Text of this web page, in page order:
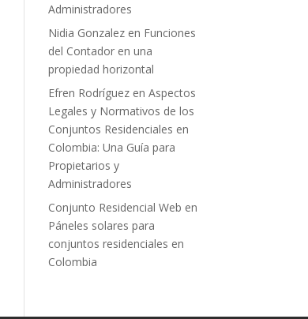
Administradores
Nidia Gonzalez en Funciones
del Contador en una
propiedad horizontal
Efren Rodríguez enAspectos
Legales y Normativos de los
Conjuntos Residenciales en
Colombia: Una Guía para
Propietarios y
Administradores
Conjunto Residencial Web en
Páneles solares para
conjuntos residenciales en
Colombia